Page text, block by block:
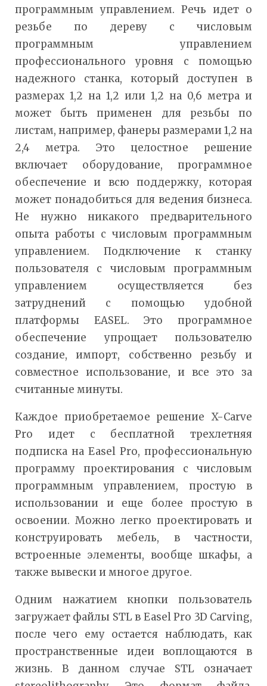
программным управлением. Речь идет о
резьбе по дереву с числовым
программным управлением
профессионального уровня с помощью
надежного станка, который доступен в
размерах 1,2 на 1,2 или 1,2 на 0,6 метра и
может быть применен для резьбы по
листам, например, фанеры размерами 1,2 на
2,4 метра. Это целостное решение
включает оборудование, программное
обеспечение и всю поддержку, которая
может понадобиться для ведения бизнеса.
Не нужно никакого предварительного
опыта работы с числовым программным
управлением. Подключение к станку
пользователя с числовым программным
управлением осуществляется без
затруднений с помощью удобной
платформы EASEL. Это программное
обеспечение упрощает пользователю
создание, импорт, собственно резьбу и
совместное использование, и все это за
считанные минуты.
Каждое приобретаемое решение X-Carve
Pro идет с бесплатной трехлетняя
подписка на Easel Pro, профессиональную
программу проектирования с числовым
программным управлением, простую в
использовании и еще более простую в
освоении. Можно легко проектировать и
конструировать мебель, в частности,
встроенные элементы, вообще шкафы, а
также вывески и многое другое.
Одним нажатием кнопки пользователь
загружает файлы STL в Easel Pro 3D Carving,
после чего ему остается наблюдать, как
пространственные идеи воплощаются в
жизнь. В данном случае STL означает